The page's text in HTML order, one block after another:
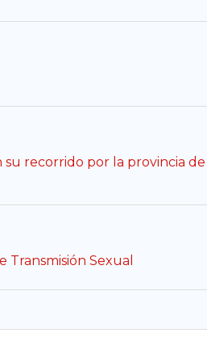
recorrido por la provincia de
Sexual